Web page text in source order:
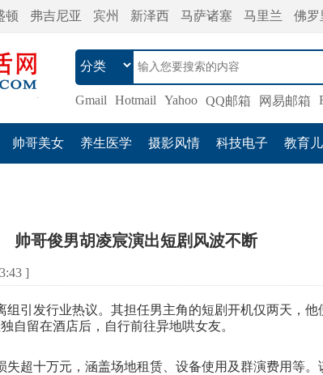
顿 弗吉尼亚 宾州 新泽西 马萨诸塞 马里兰 佛罗
Gmail Hotmail Yahoo QQ邮箱 网易邮箱
帅哥美女 养生医学 摄影风情 科技电子 教育
帅哥俊男胡凌宸演出短剧风波不断
]
组引发行业热议。其担任男主角的短剧开机仅两天，
自留在酒店后，自行前往异地哄女友。
失超十万元，涵盖场地租赁、设备使用及群演费用等。